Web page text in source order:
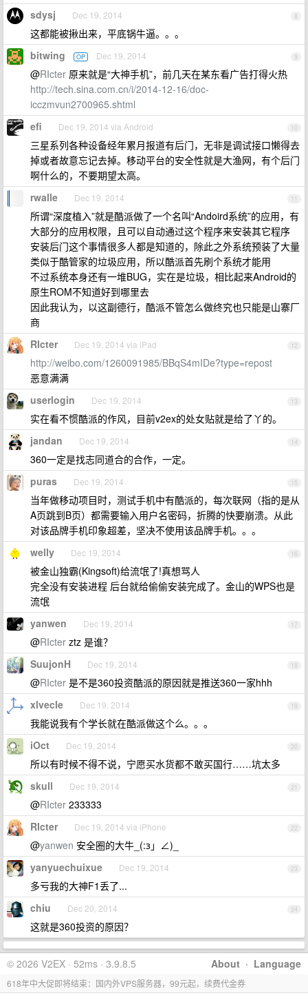
8
sdysj Dec 19, 2014
这都能被揪出来，平底锅牛逼。。。
9
bitwing OP Dec 19, 2014
@RIcter 原来就是“大神手机”，前几天在某东看广告打得火热
http://tech.sina.com.cn/i/2014-12-16/doc-
icczmvun2700965.shtml
10
efi Dec 19, 2014 via Android
三星系列各种设备经年累月报道有后门，无非是调试接口懒得去
掉或者故意忘记去掉。移动平台的安全性就是大渔网，有个后门
啊什么的，不要期望太高。
11
rwalle Dec 19, 2014
所谓“深度植入”就是酷派做了一个名叫“Andoird系统”的应用，有
大部分的应用权限，且可以自动通过这个程序来安装其它程序
安装后门这个事情很多人都是知道的，除此之外系统预装了大量
类似于酷管家的垃圾应用，所以酷派首先刷个系统才能用
不过系统本身还有一堆BUG，实在是垃圾，相比起来Android的
原生ROM不知道好到哪里去
因此我认为，以这副德行，酷派不管怎么做终究也只能是山寨厂
商
12
RIcter Dec 19, 2014 via iPad
http://weibo.com/1260091985/BBqS4mIDe?type=repost
恶意满满
13
userlogin Dec 19, 2014
实在看不惯酷派的作风，目前v2ex的处女贴就是给了丫的。
14
jandan Dec 19, 2014
360一定是找志同道合的合作，一定。
15
puras Dec 19, 2014
当年做移动项目时，测试手机中有酷派的，每次联网（指的是从
A页跳到B页）都需要输入用户名密码，折腾的快要崩溃。从此
对该品牌手机印象超差，坚决不使用该品牌手机。。。
16
welly Dec 19, 2014
被金山独霸(Kingsoft)给流氓了!真想骂人
完全没有安装进程 后台就给偷偷安装完成了。金山的WPS也是
流氓
17
yanwen Dec 19, 2014
@RIcter ztz 是谁？
18
SuujonH Dec 19, 2014
@RIcter 是不是360投资酷派的原因就是推送360一家hhh
19
xlvecle Dec 19, 2014
我能说我有个学长就在酷派做这个么。。。
20
iOct Dec 19, 2014
所以有时候不得不说，宁愿买水货都不敢买国行……坑太多
21
skull Dec 19, 2014
@RIcter 233333
22
RIcter Dec 19, 2014 via iPhone
@yanwen 安全圈的大牛_(:з」∠)_
23
yanyuechuixue Dec 19, 2014
多亏我的大神F1丢了...
24
chiu Dec 20, 2014
这就是360投资的原因？
About · Language
© 2026 V2EX · 52ms · 3.9.8.5
618年中大促即将结束：国内外VPS服务器，99元起，续费代金券